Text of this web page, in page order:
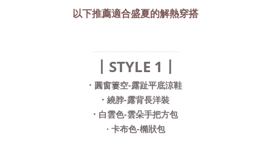
以下推薦適合盛夏的解熱穿搭
〡STYLE 1〡
· 圓窗簍空-露趾平底涼鞋
· 繞脖-露背長洋裝
· 白雲色-雲朵手把方包
· 卡布色-橢狀包